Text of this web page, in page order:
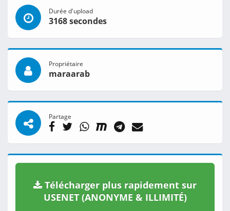
Durée d'upload
3168 secondes
Propriétaire
maraarab
Partage
Télécharger plus rapidement sur
USENET (ANONYME & ILLIMITÉ)